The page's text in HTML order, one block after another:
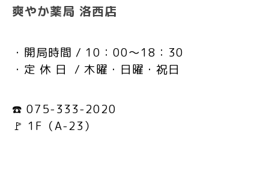
爽やか薬局 洛西店
・開局時間 / 10：00～18：30
・定 休 日
/ 木曜・日曜・祝日
☎️ 075-333-2020
🚩 1F（A-23）